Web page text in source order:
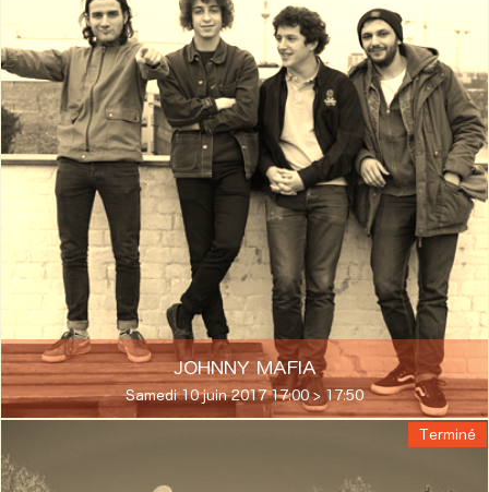
JOHNNY MAFIA
Samedi 10 juin 2017 17:00 > 17:50
Terminé